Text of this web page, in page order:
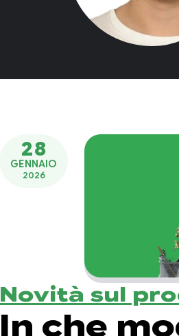
28
GENNAIO
2026
Novità sul
In che